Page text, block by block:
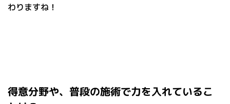
わりますね！
得意分野や、普段の施術で力を入れているこ